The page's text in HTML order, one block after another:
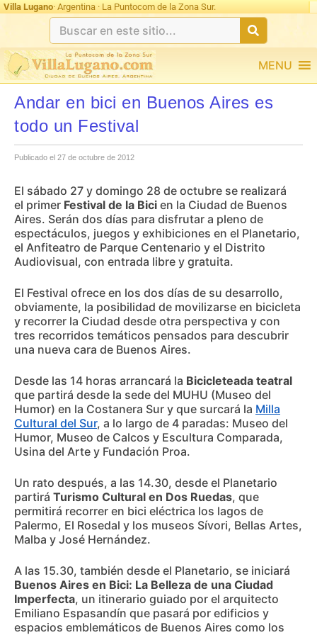
Villa Lugano· Argentina · La Puntocom de la Zona Sur.
MENU
Andar en bici en Buenos Aires es
todo un Festival
Publicado el 27 de octubre de 2012
El sábado 27 y domingo 28 de octubre se realizará
el primer Festival de la Bici en la Ciudad de Buenos
Aires. Serán dos días para disfrutar a pleno de
espectáculos, juegos y exhibiciones en el Planetario,
el Anfiteatro de Parque Centenario y el Distrito
Audiovisual, con entrada libre y gratuita.
El Festival ofrece en los dos días de su desarrollo,
obviamente, la posibilidad de movilizarse en bicicleta
y recorrer la Ciudad desde otra perspectiva y con
tres recorridos temáticos pensados para descubrir
una nueva cara de Buenos Aires.
Desde las 14 horas arrancará la Bicicleteada teatral
que partirá desde la sede del MUHU (Museo del
Humor) en la Costanera Sur y que surcará la Milla
Cultural del Sur, a lo largo de 4 paradas: Museo del
Humor, Museo de Calcos y Escultura Comparada,
Usina del Arte y Fundación Proa.
Un rato después, a las 14.30, desde el Planetario
partirá Turismo Cultural en Dos Ruedas, que
permitirá recorrer en bici eléctrica los lagos de
Palermo, El Rosedal y los museos Sívori, Bellas Artes,
Malba y José Hernández.
A las 15.30, también desde el Planetario, se iniciará
Buenos Aires en Bici: La Belleza de una Ciudad
Imperfecta, un itinerario guiado por el arquitecto
Emiliano Espasandín que pasará por edificios y
espacios emblemáticos de Buenos Aires como los